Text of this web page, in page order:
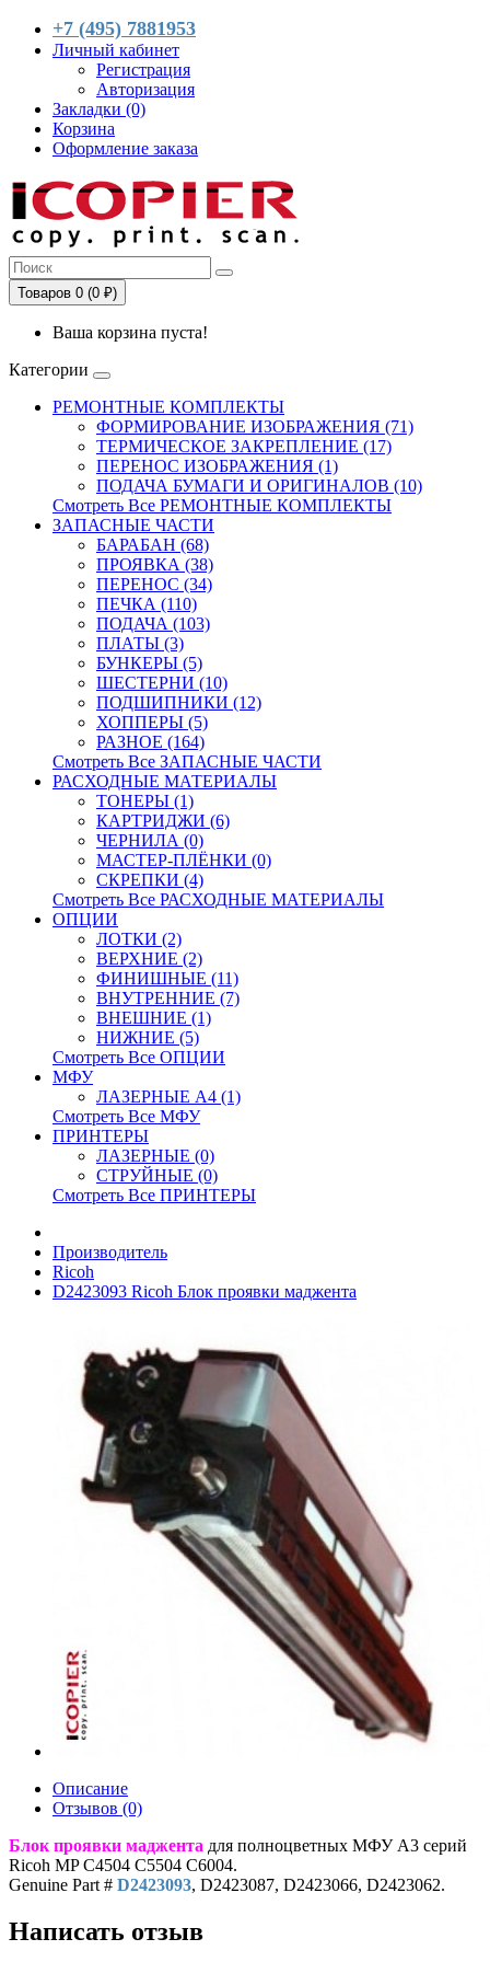
+7 (495) 7881953
Личный кабинет
Регистрация
Авторизация
Закладки (0)
Корзина
Оформление заказа
Товаров 0 (0 ₽)
Ваша корзина пуста!
Категории
РЕМОНТНЫЕ КОМПЛЕКТЫ
ФОРМИРОВАНИЕ ИЗОБРАЖЕНИЯ (71)
ТЕРМИЧЕСКОЕ ЗАКРЕПЛЕНИЕ (17)
ПЕРЕНОС ИЗОБРАЖЕНИЯ (1)
ПОДАЧА БУМАГИ И ОРИГИНАЛОВ (10)
Смотреть Все РЕМОНТНЫЕ КОМПЛЕКТЫ
ЗАПАСНЫЕ ЧАСТИ
БАРАБАН (68)
ПРОЯВКА (38)
ПЕРЕНОС (34)
ПЕЧКА (110)
ПОДАЧА (103)
ПЛАТЫ (3)
БУНКЕРЫ (5)
ШЕСТЕРНИ (10)
ПОДШИПНИКИ (12)
ХОППЕРЫ (5)
РАЗНОЕ (164)
Смотреть Все ЗАПАСНЫЕ ЧАСТИ
РАСХОДНЫЕ МАТЕРИАЛЫ
ТОНЕРЫ (1)
КАРТРИДЖИ (6)
ЧЕРНИЛА (0)
МАСТЕР-ПЛЁНКИ (0)
СКРЕПКИ (4)
Смотреть Все РАСХОДНЫЕ МАТЕРИАЛЫ
ОПЦИИ
ЛОТКИ (2)
ВЕРХНИЕ (2)
ФИНИШНЫЕ (11)
ВНУТРЕННИЕ (7)
ВНЕШНИЕ (1)
НИЖНИЕ (5)
Смотреть Все ОПЦИИ
МФУ
ЛАЗЕРНЫЕ A4 (1)
Смотреть Все МФУ
ПРИНТЕРЫ
ЛАЗЕРНЫЕ (0)
СТРУЙНЫЕ (0)
Смотреть Все ПРИНТЕРЫ
Производитель
Ricoh
D2423093 Ricoh Блок проявки маджента
Описание
Отзывов (0)
Блок проявки маджента для полноцветных МФУ A3 серий
Ricoh MP C4504 C5504 C6004.
Genuine Part # D2423093, D2423087, D2423066, D2423062.
Написать отзыв